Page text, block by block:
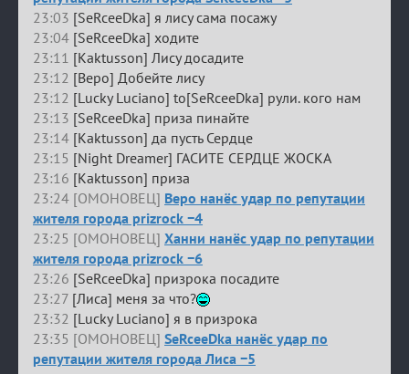
23:03 [SeRceeDka] я лису сама посажу
23:04 [SeRceeDka] ходите
23:11 [Kaktusson] Лису досадите
23:12 [Веро] Добейте лису
23:12 [Lucky Luciano] to[SeRceeDka] рули. кого нам
23:13 [SeRceeDka] приза пинайте
23:14 [Kaktusson] да пусть Сердце
23:15 [Night Dreamer] ГАСИТЕ СЕРДЦЕ ЖОСКА
23:16 [Kaktusson] приза
23:24 [ОМОНОВЕЦ] Веро нанёс удар по репутации
жителя города prizrock −4
23:25 [ОМОНОВЕЦ] Ханни нанёс удар по репутации
жителя города prizrock −6
23:26 [SeRceeDka] призрока посадите
23:27 [Лиса] меня за что?
23:32 [Lucky Luciano] я в призрока
23:35 [ОМОНОВЕЦ] SeRceeDka нанёс удар по
репутации жителя города Лиса −5